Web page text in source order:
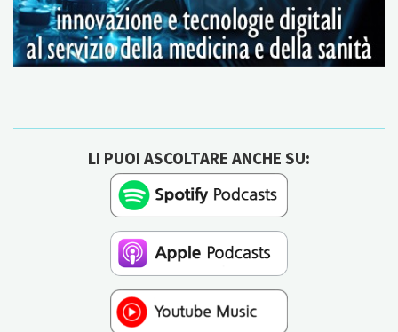
LI PUOI ASCOLTARE ANCHE SU: